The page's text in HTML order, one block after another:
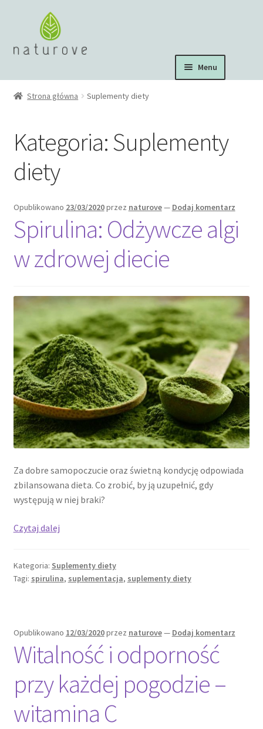
Przejdź
nawigacji
Przejdź
treści
Menu
Suplementy diety
Środki czystości
Strona główna Suplementy diety
Kategoria:Suplementy
diety
Opublikowano 23/03/2020przez naturove— Dodaj komentarz
Spirulina: Odżywcze algi
w zdrowej diecie
Za dobre samopoczucie oraz świetną kondycję odpowiada
zbilansowana dieta. Co zrobić, by ją uzupełnić, gdy
występują w niej braki?
Czytaj dalejSpirulina:
w
zdrowej
Kategoria: Suplementy diety
Tagi: spirulina, suplementacja, suplementy diety
Opublikowano 12/03/2020przez naturove— Dodaj komentarz
Witalność i odporność
przy każdej pogodzie –
witamina C